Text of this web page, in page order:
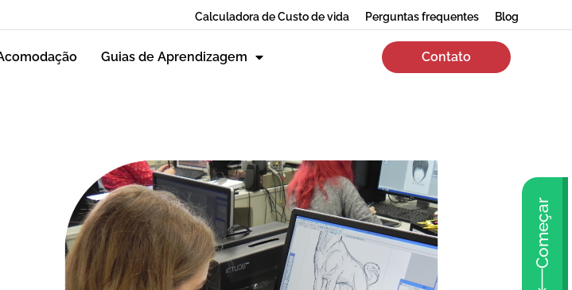
Calculadora de Custo de vida Perguntas frequentes Blog
Guias de Aprendizagem Contato
Começar